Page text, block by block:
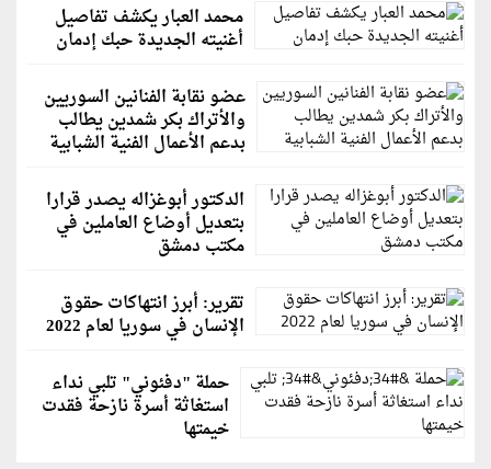
محمد العبار يكشف تفاصيل
أغنيته الجديدة حبك إدمان
عضو نقابة الفنانين السوريين
والأتراك بكر شمدين يطالب
بدعم الأعمال الفنية الشبابية
الدكتور أبوغزاله يصدر قرارا
بتعديل أوضاع العاملين في
مكتب دمشق
تقرير: أبرز انتهاكات حقوق
الإنسان في سوريا لعام 2022
حملة "دفئوني" تلبي نداء
استغاثة أسرة نازحة فقدت
خيمتها